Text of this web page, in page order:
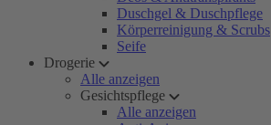
Duschgel & Duschpflege
Körperreinigung & Scrubs
Seife
Drogerie
Alle anzeigen
Gesichtspflege
Alle anzeigen